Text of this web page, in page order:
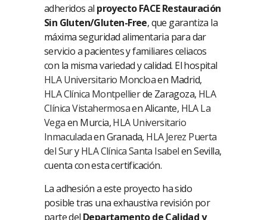
adheridos al proyecto FACE Restauración
Sin Gluten/Gluten-Free, que garantiza la
máxima seguridad alimentaria para dar
servicio a pacientes y familiares celiacos
con la misma variedad y calidad. El hospital
HLA Universitario Moncloaen Madrid,
HLA Clínica Montpellierde Zaragoza, HLA
Clínica Vistahermosaen Alicante, HLA La
Vegaen Murcia,HLA Universitario
Inmaculadaen Granada, HLA Jerez Puerta
del SuryHLA Clínica Santa Isabelen Sevilla,
cuenta con esta certificación.
La adhesión a este proyecto ha sido
posible tras una exhaustiva revisión por
parte del Departamento de Calidad y